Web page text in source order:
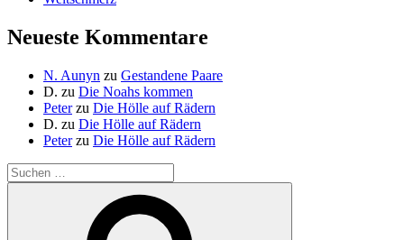
Neueste Kommentare
N. Aunyn zu Gestandene Paare
D. zu Die Noahs kommen
Peterzu Die Hölle auf Rädern
D. zu Die Hölle auf Rädern
Peterzu Die Hölle auf Rädern
Suche
nach: